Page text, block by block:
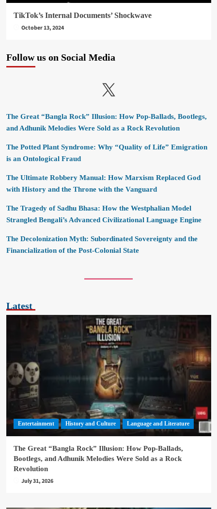
TikTok’s Internal Documents’ Shockwave
October 13, 2024
Follow us on Social Media
X
The Great “Bangla Rock” Illusion: How Pop-Ballads, Bootlegs,
and Adhunik Melodies Were Sold as a Rock Revolution
The Potted Plant Syndrome: Why “Quality of Life” Emigration
is an Ontological Fraud
The Ultimate Robbery Manual: How Marxism Replaced God
with History and the Throne with the Vanguard
The Tragedy of Sadhu Bhasa: How the Westphalian Model
Strangled Bengali’s Advanced Civilizational Language Engine
The Decolonization Myth: Subordinated Sovereignty and the
Financialization of the Post-Colonial State
Latest
Entertainment History and Culture Language and Literature
The Great “Bangla Rock” Illusion: How Pop-Ballads,
Bootlegs, and Adhunik Melodies Were Sold as a Rock
Revolution
July 31, 2026